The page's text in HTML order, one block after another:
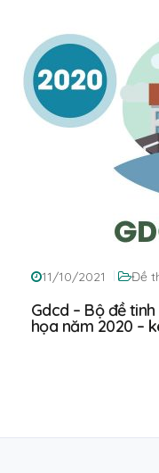
11/10/2021 Đề
Gdcd – Bộ đề
họa năm 2020 –